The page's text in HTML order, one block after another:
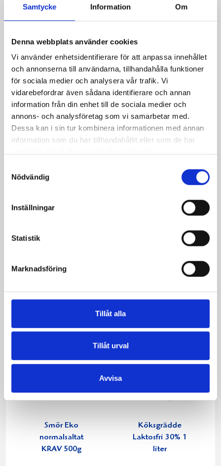
Samtycke Information Om
Denna webbplats använder cookies
Vi använder enhetsidentifierare för att anpassa innehållet
och annonserna till användarna, tillhandahålla funktioner
för sociala medier och analysera vår trafik. Vi
vidarebefordrar även sådana identifierare och annan
information från din enhet till de sociala medier och
annons- och analysföretag som vi samarbetar med.
Dessa kan i sin tur kombinera informationen med annan
information som du har tillhandahållit eller som de har
Nödvändig
Inställningar
Statistik
Marknadsföring
Tillåt alla
Tillåt urval
Avvisa
Mjölk 3% 1 liter
Jordgubbsfil 2,7%
1000g
Päronfil 2,7%
Skogsbärsfil 2,7%
Smör Eko
normalsaltat
KRAV 500g
Köksgrädde
Laktosfri 30% 1
liter